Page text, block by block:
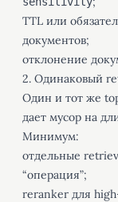
TTL или
документов;
отклонение
2. Одинаковый
Один и тот же
дает мусор на
Минимум:
отдельные
“операция”;
reranker для